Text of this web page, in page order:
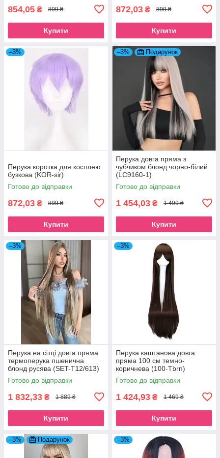
854,05 ₴ 899 ₴
Купити
872,03 ₴ 899 ₴
Купити
–3%
Перука коротка для косплею
бузкова (KOR-sir)
Готово до відправки
872,03 ₴ 899 ₴
Купити
–3% Подарунок
Перука довга пряма з
чубчиком блонд чорно-білий
(LC9160-1)
Готово до відправки
1 454,03 ₴ 1 499 ₴
Купити
–3%
Перука на сітці довга пряма
термоперука пшенична
блонд русява (SET-T12/613)
Готово до відправки
1 832,33 ₴ 1 889 ₴
Купити
–3%
Перука каштанова довга
пряма 100 см темно-
коричнева (100-Tbrn)
Готово до відправки
1 424,93 ₴ 1 469 ₴
Купити
–3% Подарунок –3%